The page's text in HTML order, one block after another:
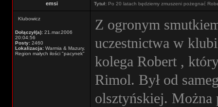
emsi Tytuł: Po 20 latach będziemy zmuszeni pożegnać
Klubowicz
Dołączył(a): 21.mar.2006
20:04:56
Posty: 2460
Lokalizacja: Warmia & Mazury.
Region małych ilości "pacynek"
Z ogronym
uczestnictwa w
kolega Robert ,
Rimol. Był od
olsztyńskiej. Można